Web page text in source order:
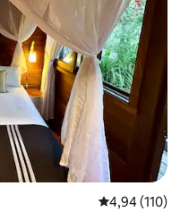
4,94 af 5 í
4,94 (110)